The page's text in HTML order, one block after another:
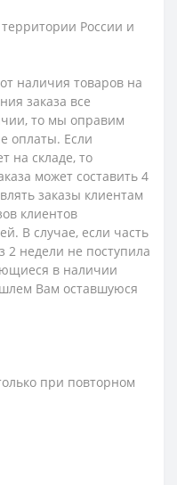
России и
наличия товаров на
заказа все
то мы оправим
оплаты. Если
на складе, то
может составить 4
заказы клиентам
клиентов
В случае, если часть
2 недели не поступила
в наличии
Вам оставшуюся
при повторном